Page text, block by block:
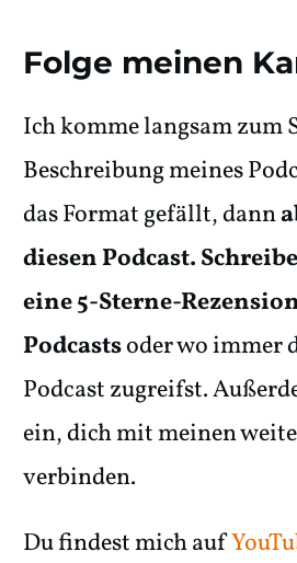
Folge meinen
Ich komme langsam zum
Beschreibung meines
das Format gefällt, dann
diesen Podcast.
eine 5-Sterne-
Podcastsoder wo immer
Podcast zugreifst.
ein, dich mit meinen
verbinden.
Du findest mich auf